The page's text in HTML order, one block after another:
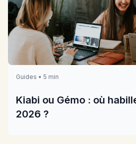
Guides • 5 min
Kiabi ou Gémo : où
2026 ?